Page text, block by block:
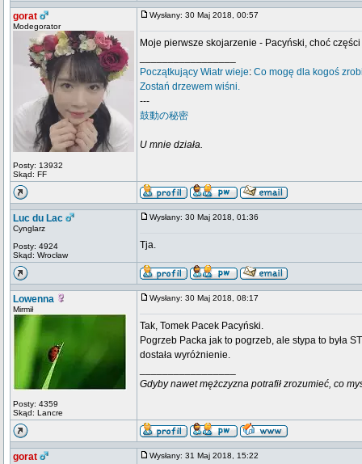
gorat
Modegorator
Posty: 13932
Skąd: FF
Wysłany: 30 Maj 2018, 00:57
Moje pierwsze skojarzenie - Pacyński, choć
Początkujący Wiatr wieje: Co mogę dla kogoś
Zostań drzewem wiśni.
---
鼓動の秘密
U mnie działa.
Luc du Lac
Cynglarz
Posty: 4924
Skąd: Wrocław
Wysłany: 30 Maj 2018, 01:36
Tja.
Lowenna
Mirmił
Posty: 4359
Skąd: Lancre
Wysłany: 30 Maj 2018, 08:17
Tak, Tomek Pacek Pacyński.
Pogrzeb Packa jak to pogrzeb, ale stypa to była
dostała wyróżnienie.
Gdyby nawet mężczyzna potrafił zrozumieć, co
gorat Wysłany: 31 Maj 2018, 15:22